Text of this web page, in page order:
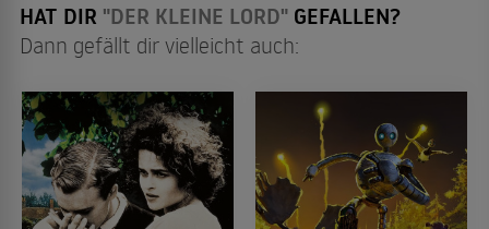
HAT DIR "DER KLEINE LORD" GEFALLEN?
Dann gefällt dir vielleicht auch: